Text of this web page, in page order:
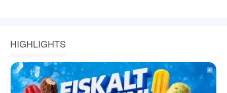
HIGHLIGHTS